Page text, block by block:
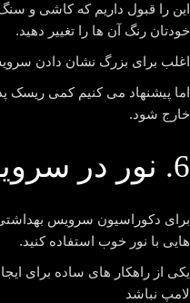
این را قبول داریم که کاشی و
خودتان رنگ آن ها را تغییر دهید.
اغلب برای بزرگ نشان دادن
اما پیشنهاد می کنیم کمی ریسک
خارج شود.
6. نور در سرویس بهداشتی
برای دکوراسیون سرویس بهداشتی
هایی با نور خوب استفاده کنید.
یکی از راهکار های ساده برای
لامپ نباشد